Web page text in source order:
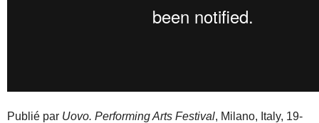
Publié par Uovo. Performing Arts Festival, Milano, Italy, 19-